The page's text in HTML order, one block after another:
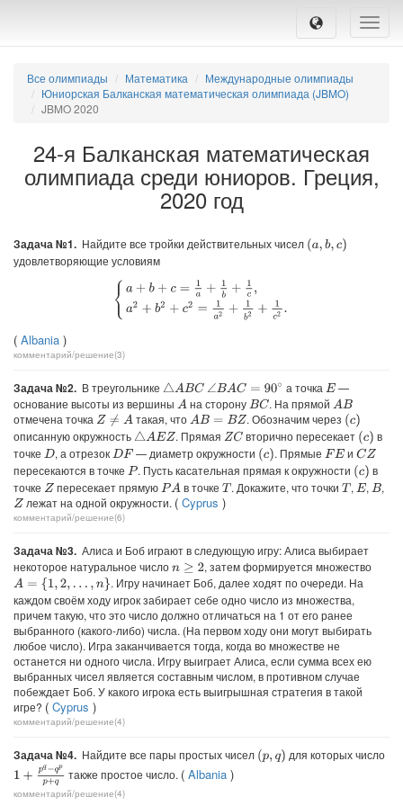
Toggle
Все олимпиады Математика
Международные олимпиады
Юниорская Балканская математическая олимпиада (JBMO)
JBMO 2020
24-я Балканская математическая
олимпиада среди юниоров. Греция,
2020 год
Задача №1. Найдите все тройки действительных чисел (a,b,c)
удовлетворяющие условиям
a +b+c =1a+1 b+ 1c a2 +b 2+ c2=
( Albania )
комментарий/решение(3)
Задача №2. В треугольнике △ABC ∠BAC=90∘ а точка E—
основание высоты из вершины A на сторонуBC . На прямой AB
отмечена точка Z≠ A такая, чтоAB= BZ . Обозначим через (c)
описанную окружность △AEZ . Прямая ZC вторично пересекает (c) в
точке D , а отрезокDF — диаметр окружности (c) . Прямые FE и CZ
пересекаются в точке P. Пусть касательная прямая к окружности (c) в
точке Z пересекает прямуюPA в точке T. Докажите, что точки T , E , B ,
Z лежат на одной окружности. ( Cyprus )
комментарий/решение(6)
Задача №3. Алиса и Боб играют в следующую игру: Алиса выбирает
некоторое натуральное числоn≥ 2
, затем формируется множество
A= {1 2 …,n}
. Игру начинает Боб, далее ходят по очереди. На
каждом своём ходу игрок забирает себе одно число из множества,
причем такую, что это число должно отличаться на 1 от его ранее
выбранного (какого-либо) числа. (На первом ходу они могут выбирать
любое число). Игра заканчивается тогда, когда во множестве не
останется ни одного числа. Игру выиграет Алиса, если сумма всех ею
выбранных чисел является составным числом, в противном случае
побеждает Боб. У какого игрока есть выигрышная стратегия в такой
игре? ( Cyprus )
комментарий/решение(4)
Задача №4. Найдите все пары простых чисел (p,q)
для которых число
1 +p q−qpp+q
также простое число. (Albania )
комментарий/решение(4)